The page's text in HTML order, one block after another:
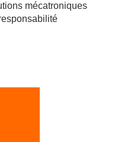
mécatroniques